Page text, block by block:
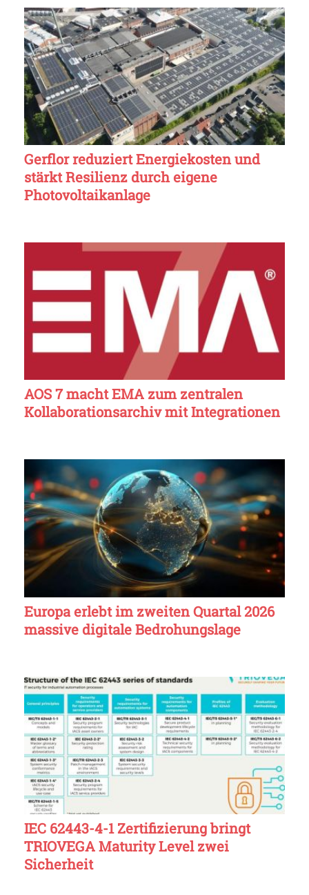
Gerflor reduziert Energiekosten und
stärkt Resilienz durch eigene
Photovoltaikanlage
AOS 7 macht EMA zum zentralen
Kollaborationsarchiv mit Integrationen
Europa erlebt im zweiten Quartal 2026
massive digitale Bedrohungslage
IEC 62443-4-1 Zertifizierung bringt
TRIOVEGA Maturity Level zwei
Sicherheit